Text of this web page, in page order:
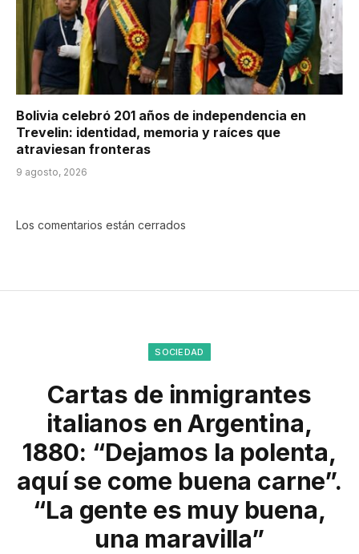
Bolivia celebró 201 años de independencia en
Trevelin: identidad, memoria y raíces que
atraviesan fronteras
9 agosto, 2026
Los comentarios están cerrados
SOCIEDAD
Cartas de inmigrantes
italianos en Argentina,
1880: “Dejamos la polenta,
aquí se come buena carne”.
“La gente es muy buena,
una maravilla”